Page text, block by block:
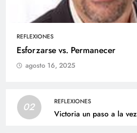
REFLEXIONES
Esforzarse vs. Permanecer
agosto 16, 2025
02 REFLEXIONES
Victoria un paso a la vez